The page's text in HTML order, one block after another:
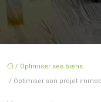
/ Optimiser ses biens
/ Optimiser son projet